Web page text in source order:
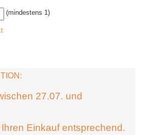
(mindestens 1)
27.07. und
Einkauf entsprechend.